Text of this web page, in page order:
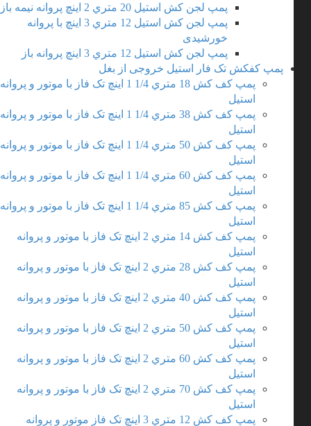
پمپ لجن کش استیل 20 متري 2 اینچ پروانه نیمه باز
پمپ لجن کش استیل 12 متري 3 اینچ با پروانه
خورشیدی
پمپ لجن کش استیل 12 متري 3 اینچ پروانه باز
پمپ کفکش تک فار استیل خروجی از بغل
پمپ کف کش 18 متري 1/4 1 اینچ تک فاز با موتور و پروانه
استیل
پمپ کف کش 38 متري 1/4 1 اینچ تک فاز با موتور و پروانه
استیل
پمپ کف کش 50 متري 1/4 1 اینچ تک فاز با موتور و پروانه
استیل
پمپ کف کش 60 متري 1/4 1 اینچ تک فاز با موتور و پروانه
استیل
پمپ کف کش 85 متري 1/4 1 اینچ تک فاز با موتور و پروانه
استیل
پمپ کف کش 14 متري 2 اینچ تک فاز با موتور و پروانه
استیل
پمپ کف کش 28 متري 2 اینچ تک فاز با موتور و پروانه
استیل
پمپ کف کش 40 متري 2 اینچ تک فاز با موتور و پروانه
استیل
پمپ کف کش 50 متري 2 اینچ تک فاز با موتور و پروانه
استیل
پمپ کف کش 60 متري 2 اینچ تک فاز با موتور و پروانه
استیل
پمپ کف کش 70 متري 2 اینچ تک فاز با موتور و پروانه
استیل
پمپ کف کش 12 متري 3 اینچ تک فاز موتور و پروانه